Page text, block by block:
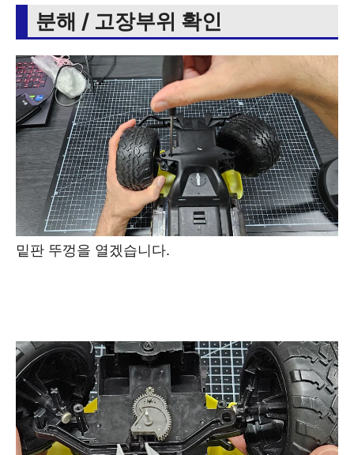
분해 / 고장부위 확인
밑판 뚜껑을 열겠습니다.